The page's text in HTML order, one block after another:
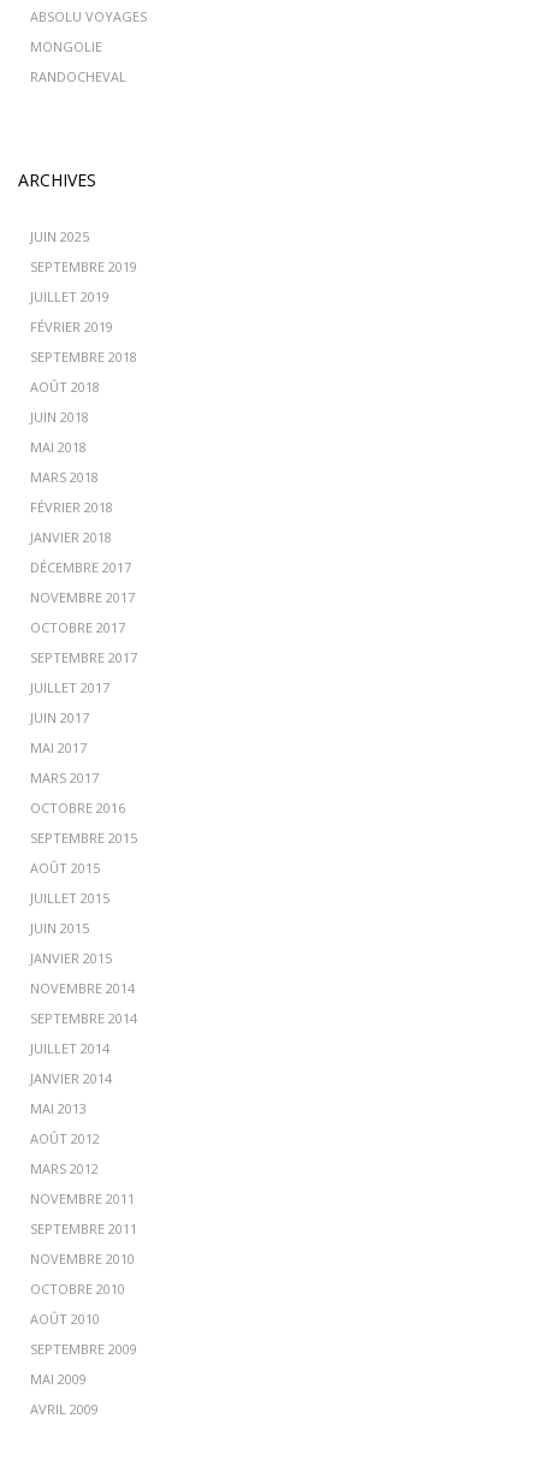
ABSOLU VOYAGES
MONGOLIE
RANDOCHEVAL
ARCHIVES
JUIN 2025
SEPTEMBRE 2019
JUILLET 2019
FÉVRIER 2019
SEPTEMBRE 2018
AOÛT 2018
JUIN 2018
MAI 2018
MARS 2018
FÉVRIER 2018
JANVIER 2018
DÉCEMBRE 2017
NOVEMBRE 2017
OCTOBRE 2017
SEPTEMBRE 2017
JUILLET 2017
JUIN 2017
MAI 2017
MARS 2017
OCTOBRE 2016
SEPTEMBRE 2015
AOÛT 2015
JUILLET 2015
JUIN 2015
JANVIER 2015
NOVEMBRE 2014
SEPTEMBRE 2014
JUILLET 2014
JANVIER 2014
MAI 2013
AOÛT 2012
MARS 2012
NOVEMBRE 2011
SEPTEMBRE 2011
NOVEMBRE 2010
OCTOBRE 2010
AOÛT 2010
SEPTEMBRE 2009
MAI 2009
AVRIL 2009